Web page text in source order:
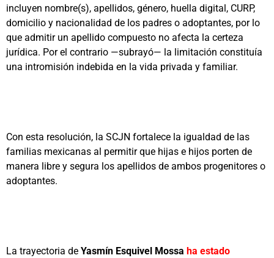
incluyen nombre(s), apellidos, género, huella digital, CURP,
domicilio y nacionalidad de los padres o adoptantes, por lo
que admitir un apellido compuesto no afecta la certeza
jurídica. Por el contrario —subrayó— la limitación constituía
una intromisión indebida en la vida privada y familiar.
Con esta resolución, la SCJN fortalece la igualdad de las
familias mexicanas al permitir que hijas e hijos porten de
manera libre y segura los apellidos de ambos progenitores o
adoptantes.
La trayectoria de Yasmín Esquivel Mossa ha estado